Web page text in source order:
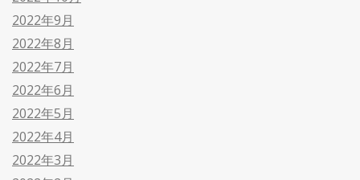
2022年9月
2022年8月
2022年7月
2022年6月
2022年5月
2022年4月
2022年3月